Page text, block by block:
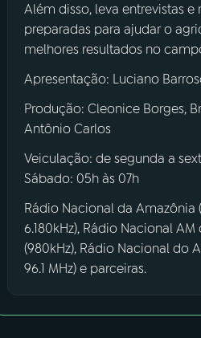
Além disso, leva entrevistas e
preparadas para ajudar o
melhores resultados no
Apresentação: Luciano
Produção: Cleonice Borges,
Antônio Carlos
Veiculação: de segunda a
Sábado: 05h às 07h
Rádio Nacional da Amazônia
6.180kHz), Rádio Nacional AM
(980kHz), Rádio Nacional do
96.1 MHz) e parceiras.